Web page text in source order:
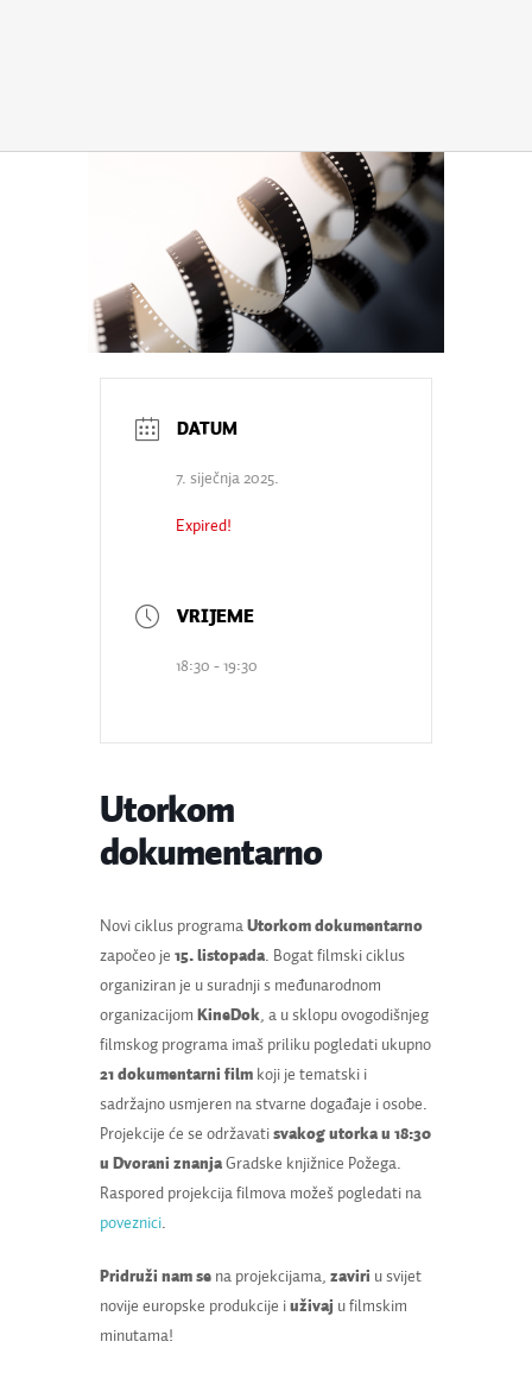
7. siječnja 2025.
Expired!
18:30 - 19:30
Utorkom
dokumentarno
Novi ciklus programa Utorkom dokumentarno
započeo je 15. listopada. Bogat filmski ciklus
organiziran je u suradnji s međunarodnom
organizacijom KineDok , a u sklopu ovogodišnjeg
filmskog programa imaš priliku pogledati ukupno
21 dokumentarni filmkoji je tematski i
sadržajno usmjeren na stvarne događaje i osobe.
Projekcije će se održavati svakog utorka u 18:30
u Dvorani znanjaGradske knjižnice Požega.
Raspored projekcija filmova možeš pogledati na
poveznici.
Pridruži nam sena projekcijama, zaviri u svijet
novije europske produkcije i uživaj u filmskim
minutama!